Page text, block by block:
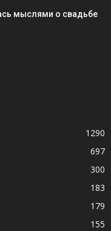
мыслями о свадьбе
1290
697
300
183
179
155